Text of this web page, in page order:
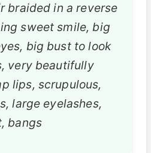
braided in a reverse
sweet smile, big
big bust to look
very beautifully
lips, scrupulous,
large eyelashes,
bangs